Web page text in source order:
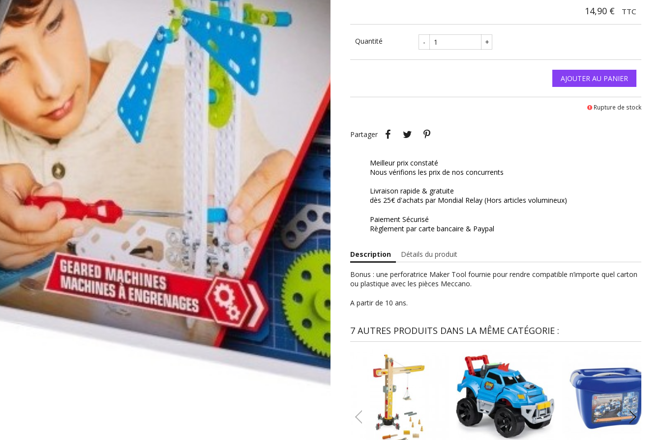
14,90 € TTC
Quantité - +
AJOUTER AU PANIER
Rupture de stock
Partager
PartagerTweet
Meilleur prix constaté
Nous vérifions les prix de nos concurrents
Livraison rapide & gratuite
dès 25€ d'achats par Mondial Relay (Hors articles volumineux)
Paiement Sécurisé
Règlement par carte bancaire & Paypal
Description Détails du produit
Bonus : une perforatrice Maker Tool fournie pour rendre compatible n’importe quel carton
ou plastique avec les pièces Meccano.
A partir de 10 ans.
7 AUTRES PRODUITS DANS LA MÊME CATÉGORIE :